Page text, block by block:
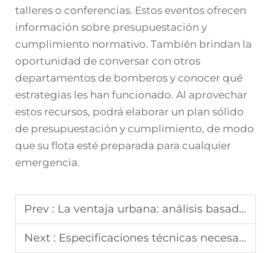
talleres o conferencias. Estos eventos ofrecen
información sobre presupuestación y
cumplimiento normativo. También brindan la
oportunidad de conversar con otros
departamentos de bomberos y conocer qué
estrategias les han funcionado. Al aprovechar
estos recursos, podrá elaborar un plan sólido
de presupuestación y cumplimiento, de modo
que su flota esté preparada para cualquier
emergencia.
Prev : La ventaja urbana: análisis basado en datos de los tiempos de respuesta de los vehículos de bomberos de batalla corta
Next : Especificaciones técnicas necesarias para cumplir con la norma NFPA 1917 en ambulancias remontadas